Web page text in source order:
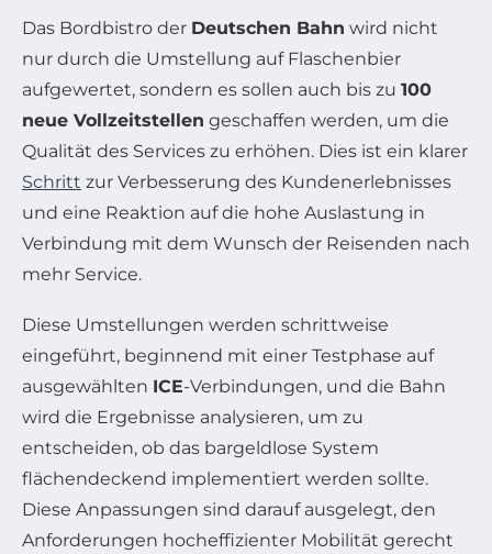
Das Bordbistro der Deutschen Bahn wird nicht
nur durch die Umstellung auf Flaschenbier
aufgewertet, sondern es sollen auch bis zu 100
neue Vollzeitstellen geschaffen werden, um die
Qualität des Services zu erhöhen. Dies ist ein klarer
Schritt zur Verbesserung des Kundenerlebnisses
und eine Reaktion auf die hohe Auslastung in
Verbindung mit dem Wunsch der Reisenden nach
mehr Service.
Diese Umstellungen werden schrittweise
eingeführt, beginnend mit einer Testphase auf
ausgewählten ICE-Verbindungen, und die Bahn
wird die Ergebnisse analysieren, um zu
entscheiden, ob das bargeldlose System
flächendeckend implementiert werden sollte.
Diese Anpassungen sind darauf ausgelegt, den
Anforderungen hocheffizienter Mobilität gerecht